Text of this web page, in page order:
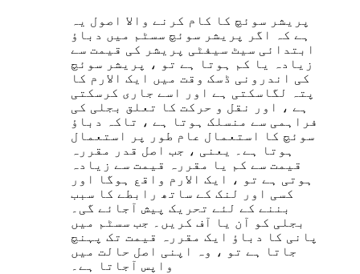
پریشر سوئچ کا کام کرنے والا اصول یہ
ہے کہ اگر پریشر سوئچ سسٹم میں دباؤ
ابتدائی سیٹ سیفٹی پریشر کی قیمت سے
زیادہ یا کم ہوتا ہے تو ، پریشر سوئچ
کی اندرونی ڈسک وقت میں ایک الارم کا
پتہ لگاسکتی ہے اور اسے جاری کرسکتی
ہے ، اور نقل و حرکت کا تعلق بجلی کی
فراہمی سے منسلک ہوتا ہے ، تاکہ دباؤ
سوئچ کا استعمال عام طور پر استعمال
ہوتا ہے۔ یعنی ، جب اصل قدر مقررہ
قیمت سے کم یا مقررہ قیمت سے زیادہ
ہوتی ہے تو ، ایک الارم واقع ہوگا اور
کسی اور لنک کے ساتھ رابطے کا سبب
بننے کے لئے تحریک پیش آجائے گی۔
بجلی کو آن یا آف کریں۔ جب سسٹم میں
پانی کا دباؤ ایک مقررہ قیمت تک پہنچ
جاتا ہے تو ، وہ اپنی اصل حالت میں
واپس آجاتا ہے۔